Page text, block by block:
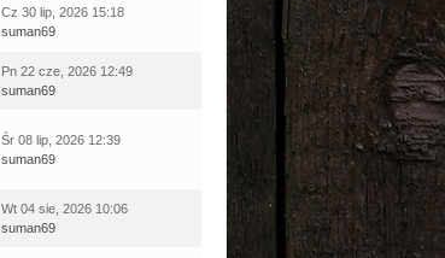
Cz 30 lip, 2026 15:18
suman69
Pn 22 cze, 2026 12:49
suman69
Śr 08 lip, 2026 12:39
suman69
Wt 04 sie, 2026 10:06
suman69